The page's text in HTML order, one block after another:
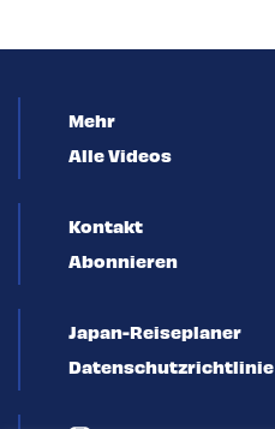
Mehr
Alle Videos
Kontakt
Abonnieren
Japan-Reiseplaner
Datenschutzrichtlinie